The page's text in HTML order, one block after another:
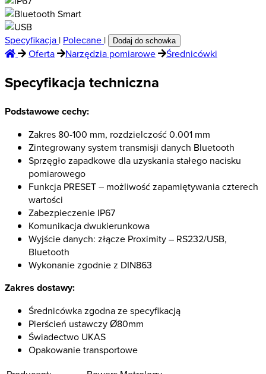
Specyfikacja | Polecane | Dodaj do schowka
Oferta Narzędzia pomiarowe Średnicówki
Specyfikacja techniczna
Podstawowe cechy:
Zakres 80-100 mm, rozdzielczość 0.001 mm
Zintegrowany system transmisji danych Bluetooth
Sprzęgło zapadkowe dla uzyskania stałego nacisku
pomiarowego
Funkcja PRESET – możliwość zapamiętywania czterech
wartości
Zabezpieczenie IP67
Komunikacja dwukierunkowa
Wyjście danych: złącze Proximity – RS232/USB,
Bluetooth
Wykonanie zgodnie z DIN863
Zakres dostawy:
Średnicówka zgodna ze specyfikacją
Pierścień ustawczy Ø80mm
Świadectwo UKAS
Opakowanie transportowe